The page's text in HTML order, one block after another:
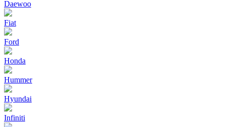
Daewoo
Fiat
Ford
Honda
Hummer
Hyundai
Infiniti